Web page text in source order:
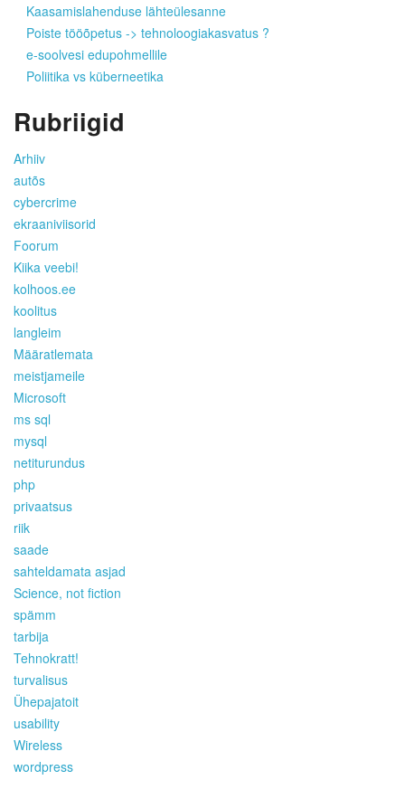
Kaasamislahenduse lähteülesanne
Poiste tööõpetus -> tehnoloogiakasvatus ?
e-soolvesi edupohmellile
Poliitika vs küberneetika
Rubriigid
Arhiiv
autõs
cybercrime
ekraaniviisorid
Foorum
Kiika veebi!
kolhoos.ee
koolitus
langleim
Määratlemata
meistjameile
Microsoft
ms sql
mysql
netiturundus
php
privaatsus
riik
saade
sahteldamata asjad
Science, not fiction
spämm
tarbija
Tehnokratt!
turvalisus
Ühepajatoit
usability
Wireless
wordpress